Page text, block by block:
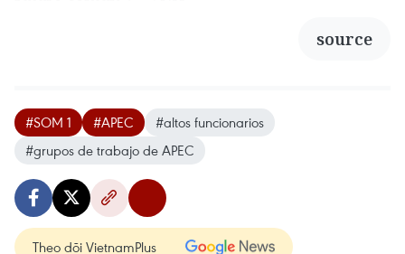
source
#SOM 1 #APEC
#altos funcionarios
#grupos de trabajo de APEC
Theo dõi VietnamPlus